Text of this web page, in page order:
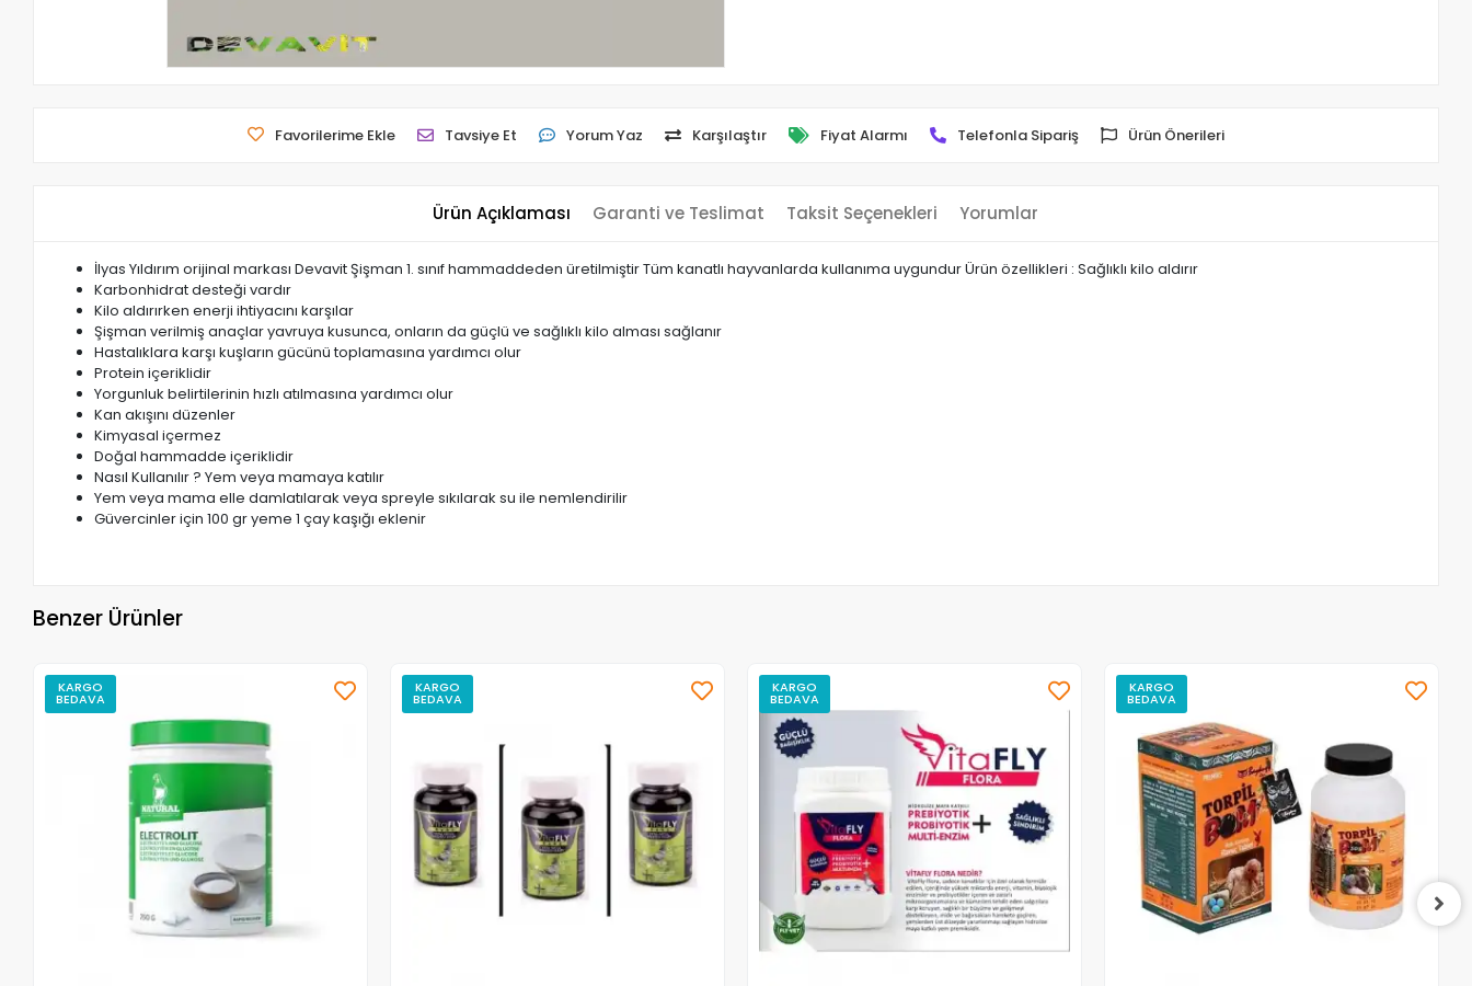
Favorilerime Ekle Tavsiye Et Yorum Yaz Karşılaştır Fiyat Alarmı Telefonla Sipariş Ürün Önerileri
Ürün Açıklaması Garanti ve Teslimat Taksit Seçenekleri Yorumlar
İlyas Yıldırım orijinal markası Devavit Şişman 1. sınıf hammaddeden üretilmiştir Tüm kanatlı hayvanlarda kullanıma uygundur Ürün özellikleri : Sağlıklı kilo aldırır
Karbonhidrat desteği vardır
Kilo aldırırken enerji ihtiyacını karşılar
Şişman verilmiş anaçlar yavruya kusunca, onların da güçlü ve sağlıklı kilo alması sağlanır
Hastalıklara karşı kuşların gücünü toplamasına yardımcı olur
Protein içeriklidir
Yorgunluk belirtilerinin hızlı atılmasına yardımcı olur
Kan akışını düzenler
Kimyasal içermez
Doğal hammadde içeriklidir
Nasıl Kullanılır ? Yem veya mamaya katılır
Yem veya mama elle damlatılarak veya spreyle sıkılarak su ile nemlendirilir
Güvercinler için 100 gr yeme 1 çay kaşığı eklenir
Benzer Ürünler
KARGO
BEDAVA
KARGO
BEDAVA
KARGO
BEDAVA
KARGO
BEDAVA